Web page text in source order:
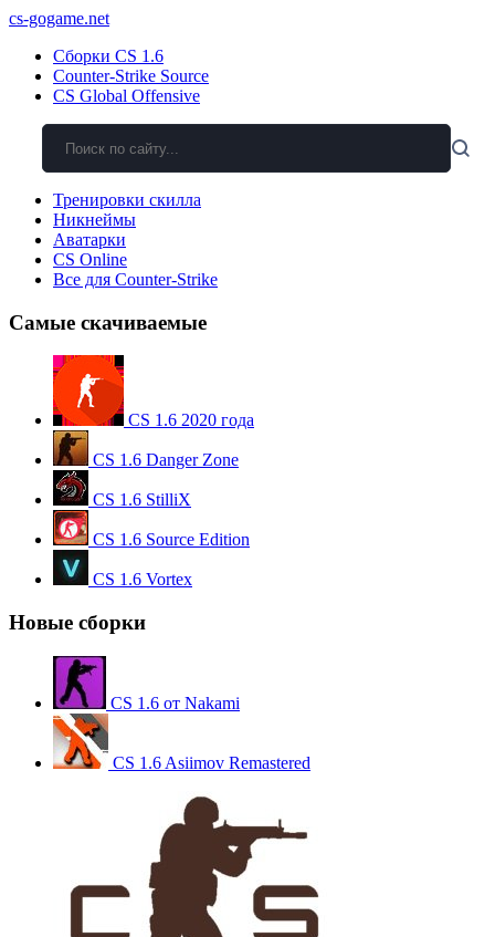
cs-gogame.net
Сборки CS 1.6
Counter-Strike Source
CS Global Offensive
Тренировки скилла
Никнеймы
Аватарки
CS Online
Все для Counter-Strike
Самые скачиваемые
CS 1.6 2020 года
CS 1.6 Danger Zone
CS 1.6 StilliX
CS 1.6 Source Edition
CS 1.6 Vortex
Новые сборки
CS 1.6 от Nakami
CS 1.6 Asiimov Remastered